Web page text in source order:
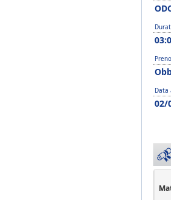
Data
02/